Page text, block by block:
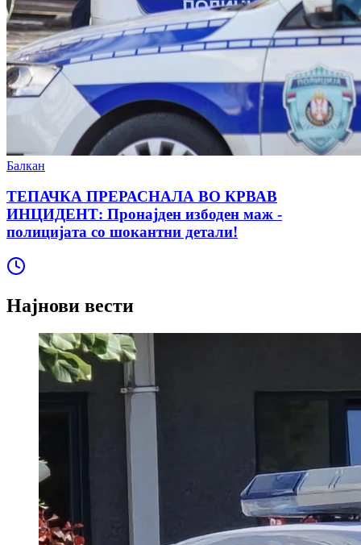
Балкан
ТЕПАЧКА ПРЕРАСНАЛА ВО КРВАВ
ИНЦИДЕНТ: Пронајден избоден маж -
полицијата со шокантни детали!
Најнови вести